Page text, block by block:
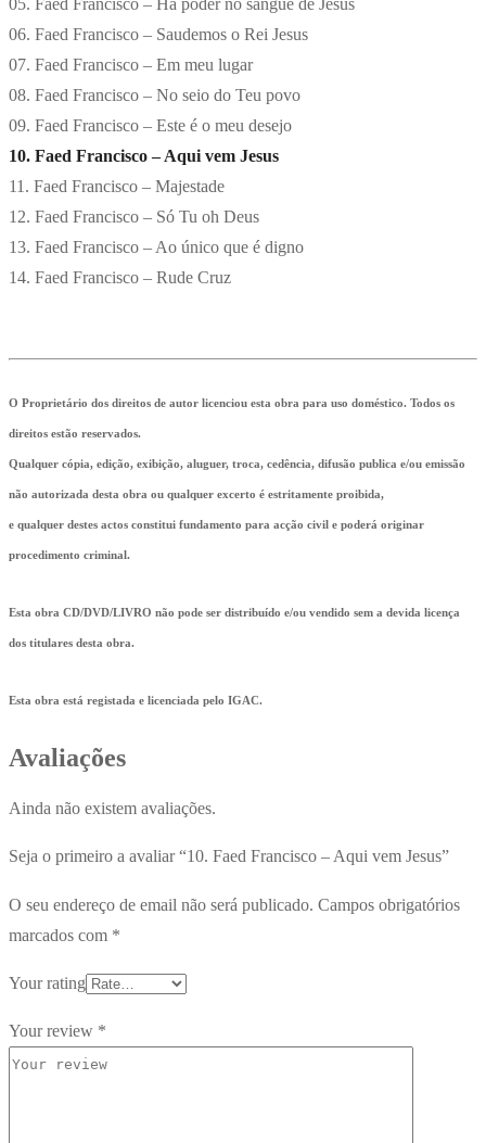
06. Faed Francisco – Saudemos o Rei Jesus
07. Faed Francisco – Em meu lugar
08. Faed Francisco – No seio do Teu povo
09. Faed Francisco – Este é o meu desejo
10. Faed Francisco – Aqui vem Jesus
11. Faed Francisco – Majestade
12. Faed Francisco – Só Tu oh Deus
13. Faed Francisco – Ao único que é digno
14. Faed Francisco – Rude Cruz
O Proprietário dos direitos de autor licenciou esta obra para uso doméstico. Todos os
direitos estão reservados.
Qualquer cópia, edição, exibição, aluguer, troca, cedência, difusão publica e/ou emissão
não autorizada desta obra ou qualquer excerto é estritamente proibida,
e qualquer destes actos constitui fundamento para acção civil e poderá originar
procedimento criminal.
Esta obra CD/DVD/LIVRO não pode ser distribuído e/ou vendido sem a devida licença
dos titulares desta obra.
Esta obra está registada e licenciada pelo IGAC.
Avaliações
Ainda não existem avaliações.
Seja o primeiro a avaliar “10. Faed Francisco – Aqui vem Jesus”
O seu endereço de email não será publicado. Campos obrigatórios
marcados com *
Your rating
Your review *